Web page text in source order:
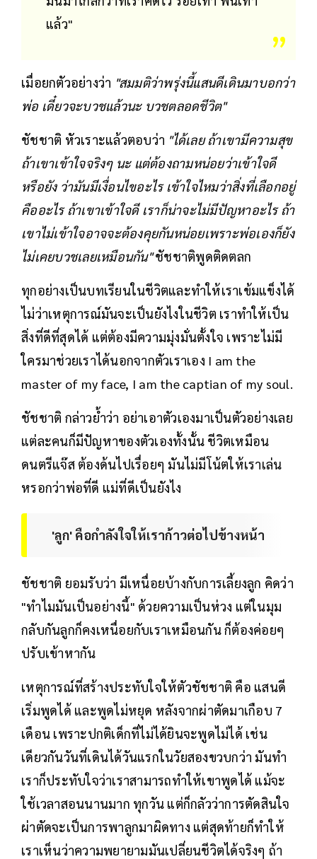
แล้ว"
เมื่อยกตัวอย่างว่า "สมมติว่าพรุ่งนี้แสนดีเดินมาบอกว่า
พ่อ เดี๋ยวจะบวชแล้วนะ บวชตลอดชีวิต"
ชัชชาติ หัวเราะแล้วตอบว่า "ได้เลย ถ้าเขามีความสุข
ถ้าเขาเข้าใจจริงๆ นะ แต่ต้องถามหน่อยว่าเข้าใจดี
หรือยัง ว่ามันมีเงื่อนไขอะไร เข้าใจไหมว่าสิ่งที่เลือกอยู่
คืออะไร ถ้าเขาเข้าใจดี เราก็น่าจะไม่มีปัญหาอะไร ถ้า
เขาไม่เข้าใจอาจจะต้องคุยกันหน่อยเพราะพ่อเองก็ยัง
ไม่เคยบวชเลยเหมือนกัน"ชัชชาติพูดติดตลก
ทุกอย่างเป็นบทเรียนในชีวิตและทำให้เราเข้มแข็งได้
ไม่ว่าเหตุการณ์มันจะเป็นยังไงในชีวิต เราทำให้เป็น
สิ่งที่ดีที่สุดได้ แต่ต้องมีความมุ่งมั่นตั้งใจ เพราะไม่มี
ใครมาช่วยเราได้นอกจากตัวเราเอง I am the
master of my face, I am the captian of my soul.
ชัชชาติ กล่าวย้ำว่า อย่าเอาตัวเองมาเป็นตัวอย่างเลย
แต่ละคนก็มีปัญหาของตัวเองทั้งนั้น ชีวิตเหมือน
ดนตรีแจ๊ส ต้องด้นไปเรื่อยๆ มันไม่มีโน้ตให้เราเล่น
หรอกว่าพ่อที่ดี แม่ที่ดีเป็นยังไง
'ลูก' คือกำลังใจให้เราก้าวต่อไปข้างหน้า
ชัชชาติ ยอมรับว่า มีเหนื่อยบ้างกับการเลี้ยงลูก คิดว่า
"ทำไมมันเป็นอย่างนี้" ด้วยความเป็นห่วง แต่ในมุม
กลับกันลูกก็คงเหนื่อยกับเราเหมือนกัน ก็ต้องค่อยๆ
ปรับเข้าหากัน
เหตุการณ์ที่สร้างประทับใจให้ตัวชัชชาติ คือ แสนดี
เริ่มพูดได้ และพูดไม่หยุด หลังจากผ่าตัดมาเกือบ 7
เดือน เพราะปกติเด็กที่ไม่ได้ยินจะพูดไม่ได้ เช่น
เดียวกันวันที่เดินได้วันแรกในวัยสองขวบกว่า มันทำ
เราก็ประทับใจว่าเราสามารถทำให้เขาพูดได้ แม้จะ
ใช้เวลาสอนนานมาก ทุกวัน แต่ก็กลัวว่าการตัดสินใจ
ผ่าตัดจะเป็นการพาลูกมาผิดทาง แต่สุดท้ายก็ทำให้
เราเห็นว่าความพยายามมันเปลี่ยนชีวิตได้จริงๆ ถ้า